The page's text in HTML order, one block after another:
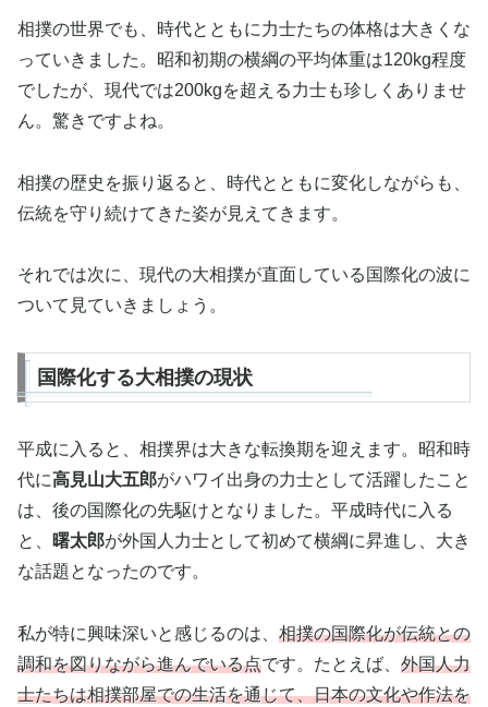
相撲の世界でも、時代とともに力士たちの体格は大きくな
っていきました。昭和初期の横綱の平均体重は120kg程度
でしたが、現代では200kgを超える力士も珍しくありませ
ん。驚きですよね。
相撲の歴史を振り返ると、時代とともに変化しながらも、
伝統を守り続けてきた姿が見えてきます。
それでは次に、現代の大相撲が直面している国際化の波に
ついて見ていきましょう。
国際化する大相撲の現状
平成に入ると、相撲界は大きな転換期を迎えます。昭和時
代に高見山大五郎がハワイ出身の力士として活躍したこと
は、後の国際化の先駆けとなりました。平成時代に入る
と、
曙太郎が外国人力士として初めて横綱に昇進し、大き
な話題となったのです。
私が特に興味深いと感じるのは、 相撲の国際化が伝統との
調和を図りながら進んでいる点です。たとえば、 外国人力
士たちは相撲部屋での生活を通じて、日本の文化や作法を